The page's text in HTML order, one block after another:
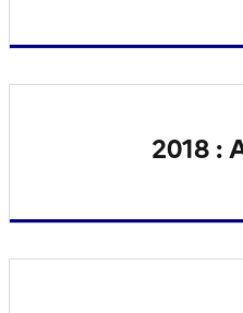
2018 :